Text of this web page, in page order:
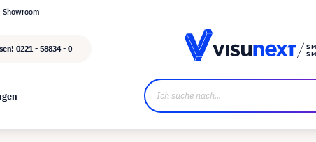
Showroom
0221 - 58834 - 0